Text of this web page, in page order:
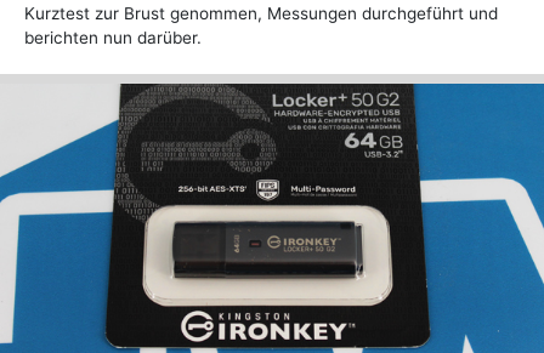
Kurztest zur Brust genommen, Messungen durchgeführt und
berichten nun darüber.